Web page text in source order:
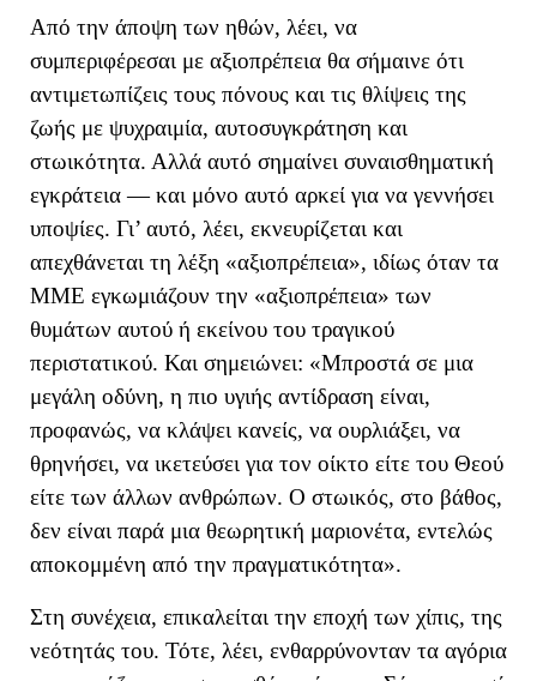
Από την άποψη των ηθών, λέει, να
συμπεριφέρεσαι με αξιοπρέπεια θα σήμαινε ότι
αντιμετωπίζεις τους πόνους και τις θλίψεις της
ζωής με ψυχραιμία, αυτοσυγκράτηση και
στωικότητα. Αλλά αυτό σημαίνει συναισθηματική
εγκράτεια — και μόνο αυτό αρκεί για να γεννήσει
υποψίες. Γι’ αυτό, λέει, εκνευρίζεται και
απεχθάνεται τη λέξη «αξιοπρέπεια», ιδίως όταν τα
ΜΜΕ εγκωμιάζουν την «αξιοπρέπεια» των
θυμάτων αυτού ή εκείνου του τραγικού
περιστατικού. Και σημειώνει: «Μπροστά σε μια
μεγάλη οδύνη, η πιο υγιής αντίδραση είναι,
προφανώς, να κλάψει κανείς, να ουρλιάξει, να
θρηνήσει, να ικετεύσει για τον οίκτο είτε του Θεού
είτε των άλλων ανθρώπων. Ο στωικός, στο βάθος,
δεν είναι παρά μια θεωρητική μαριονέτα, εντελώς
αποκομμένη από την πραγματικότητα».
Στη συνέχεια, επικαλείται την εποχή των χίπις, της
νεότητάς του. Τότε, λέει, ενθαρρύνονταν τα αγόρια